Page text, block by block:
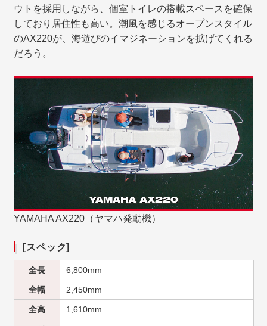
ウトを採用しながら、個室トイレの搭載スペースを確保
しており居住性も高い。潮風を感じるオープンスタイル
のAX220が、海遊びのイマジネーションを拡げてくれる
だろう。
YAMAHA AX220（ヤマハ発動機）
[スペック]
全長 6,800mm
全幅 2,450mm
全高 1,610mm